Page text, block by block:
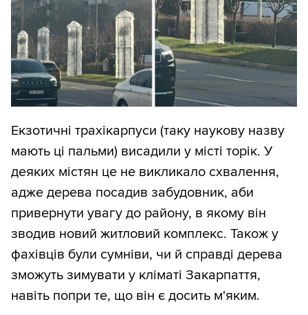
Екзотичні трахікарпуси (таку наукову назву
мають ці пальми) висадили у місті торік. У
деяких містян це не викликало схвалення,
адже дерева посадив забудовник, аби
привернути увагу до району, в якому він
зводив новий житловий комплекс. Також у
фахівців були сумніви, чи й справді дерева
зможуть зимувати у кліматі Закарпаття,
навіть попри те, що він є досить м'яким.